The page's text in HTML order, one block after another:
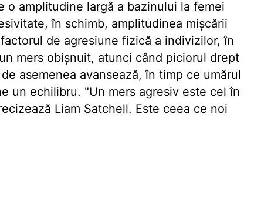
o amplitudine largă a bazinului la femei
în schimb, amplitudinea mișcării
de agresiune fizică a indivizilor, în
mers obișnuit, atunci când piciorul drept
asemenea avansează, în timp ce umărul
un echilibru. "Un mers agresiv este cel în
Liam Satchell. Este ceea ce noi